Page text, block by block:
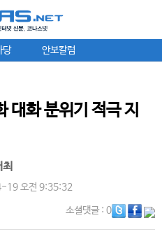
당 안보칼럼
대화 분위기 적극 지
19 오전 9:35:32
소셜댓글: 0